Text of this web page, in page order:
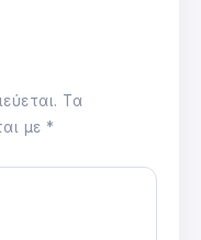
Τα
με *